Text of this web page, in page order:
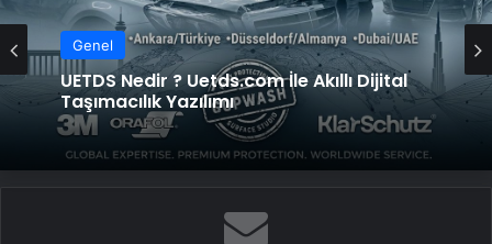
Genel
UETDS Nedir ? Uetds.com İle Akıllı Dijital
Taşımacılık Yazılımı